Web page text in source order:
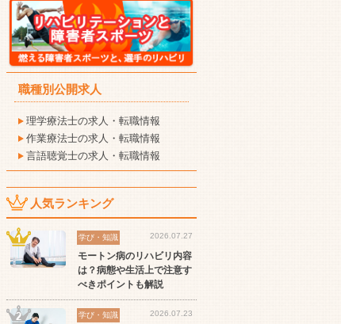
職種別公開求人
理学療法士の求人・転職情報
作業療法士の求人・転職情報
言語聴覚士の求人・転職情報
人気ランキング
学び・知識 2026.07.27
モートン病のリハビリ内容
は？病態や生活上で注意す
べきポイントも解説
学び・知識 2026.07.23